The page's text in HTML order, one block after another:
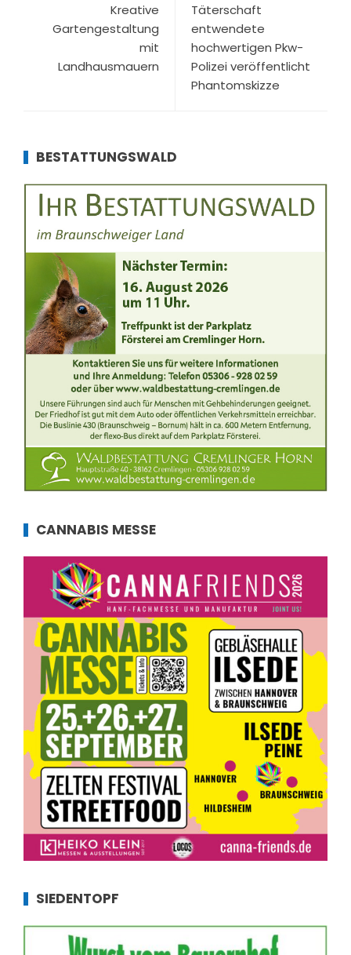
Kreative
Gartengestaltung
mit
Landhausmauern
Täterschaft
entwendete
hochwertigen Pkw-
Polizei veröffentlicht
Phantomskizze
BESTATTUNGSWALD
CANNABIS MESSE
SIEDENTOPF